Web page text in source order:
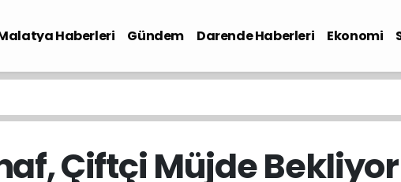
Haberleri Gündem Darende Haberleri Ekonomi
Çiftçi Müjde Bekliyor